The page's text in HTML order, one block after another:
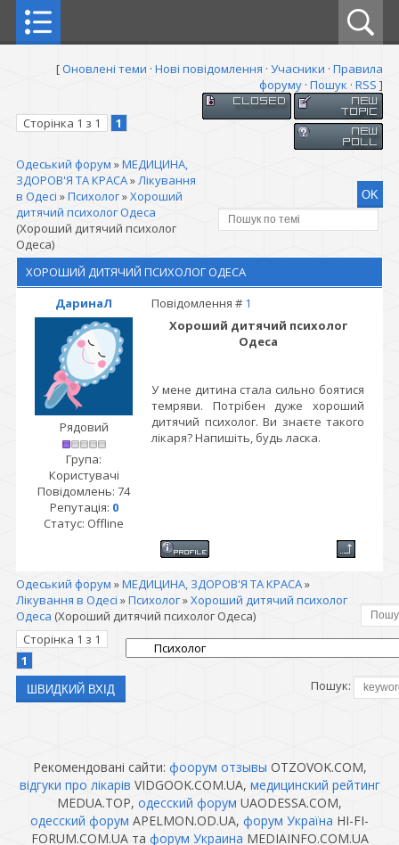
[Оновлені теми · Нові повідомлення · Учасники · Правила
форуму · Пошук · RSS ]
Сторінка 1 з 1 1
Одеський форум »МЕДИЦИНА,
ЗДОРОВ'Я ТА КРАСА»Лікування
в Одесі »Психолог»Хороший
дитячий психолог Одеса
(Хороший дитячий психолог
Одеса)
ХОРОШИЙ ДИТЯЧИЙ ПСИХОЛОГ ОДЕСА
ДаринаЛ
Повідомлення # 1
Рядовий
Група:
Користувачі
Повідомлень: 74
Репутація: 0
Статус: Offline
Хороший дитячий психолог
Одеса
У мене дитина стала сильно боятися
темряви. Потрібен дуже хороший
дитячий психолог. Ви знаєте такого
лікаря? Напишіть, будь ласка.
Одеський форум »МЕДИЦИНА, ЗДОРОВ'Я ТА КРАСА»
Лікування в Одесі »Психолог»Хороший дитячий психолог
Одеса (Хороший дитячий психолог Одеса)
Сторінка 1 з 1
1
Пошук:
Рекомендовані сайти: фоорум отзывы OTZOVOK.COM,
відгуки про лікарів VIDGOOK.COM.UA, медицинский рейтинг
MEDUA.TOP, одесский форум UAODESSA.COM,
одесский форум APELMON.OD.UA, форум Україна HI-FI-
FORUM.COM.UA та форум Украина MEDIAINFO.COM.UA